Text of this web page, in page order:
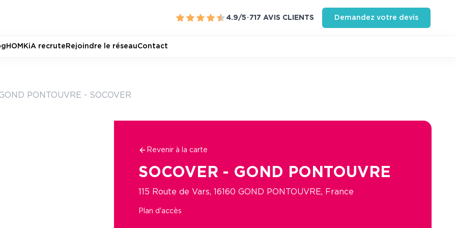
4.9/5-717 AVIS CLIENTS Demandez votre devis
HOMKiA recrute Rejoindre le réseauContact
PONTOUVRE - SOCOVER
Revenir à la carte
SOCOVER - GOND PONTOUVRE
115 Route de Vars, 16160 GOND PONTOUVRE, France
Plan d'accès